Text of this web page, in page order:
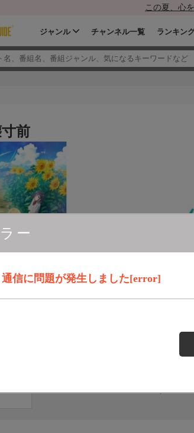
この夏、心
ジャンル チャンネル一覧 ランキン
ー
通信に問題が発生しました[error]
前